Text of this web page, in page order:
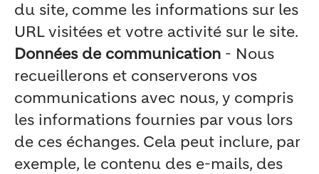
du site, comme les informations sur les
URL visitées et votre activité sur le site.
Données de communication - Nous
recueillerons et conserverons vos
communications avec nous, y compris
les informations fournies par vous lors
de ces échanges. Cela peut inclure, par
exemple, le contenu des e-mails, des